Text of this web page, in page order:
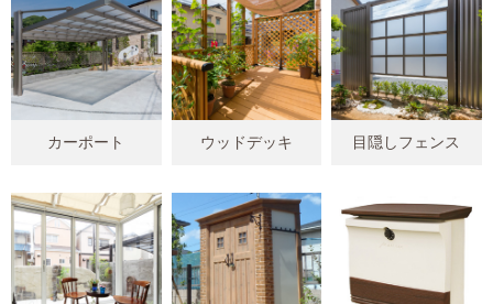
カーポート ウッドデッキ 目隠しフェンス